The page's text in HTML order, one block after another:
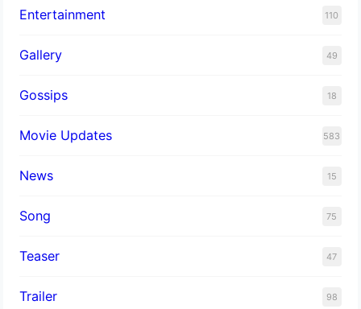
Entertainment 110
Gallery 49
Gossips 18
Movie Updates 583
News 15
Song 75
Teaser 47
Trailer 98